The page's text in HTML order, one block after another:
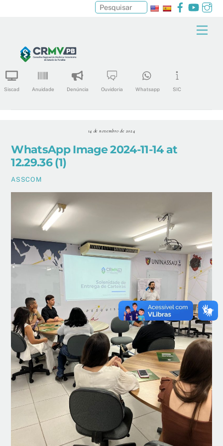
content
Facebook
Siscad Anuidade Denúncia Ouvidoria Whatsapp SIC
Pesquisar
14 de novembro de 2024
WhatsApp Image 2024-11-14 at
12.29.36 (1)
ASSCOM